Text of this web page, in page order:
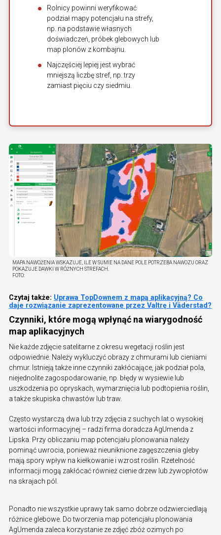
Rolnicy powinni weryfikować
podział mapy potencjału na strefy,
np. na podstawie własnych
doświadczeń, próbek glebowych lub
map plonów z kombajnu.
Najczęściej lepiej jest wybrać
mniejszą liczbę stref, np. trzy
zamiast pięciu czy siedmiu.
MAPA NAWOŻENIA WSKAZUJE, ILE W SUMIE NA DANE POLE POTRZEBA NAWOZU ORAZ
POKAZUJE DAWKI W RÓŻNYCH STREFACH.
FOTO:
Czytaj także: Uprawa TopDownem z mapą aplikacyjną? Co
daje rozwiązanie zaprezentowane przez Valtrę i Väderstad?
Czynniki, które mogą wpłynąć na wiarygodność
map aplikacyjnych
Nie każde zdjęcie satelitarne z okresu wegetacji roślin jest
odpowiednie. Należy wykluczyć obrazy z chmurami lub cieniami
chmur. Istnieją także inne czynniki zakłócające, jak podział pola,
niejednolite zagospodarowanie, np. błędy w wysiewie lub
uszkodzenia po opryskach, wymarznięcia lub podtopienia roślin,
a także skupiska chwastów lub traw.
Często wystarczą dwa lub trzy zdjęcia z suchych lat o wysokiej
wartości informacyjnej – radzi firma doradcza AgUmenda z
Lipska. Przy obliczaniu map potencjału plonowania należy
pominąć uwrocia, ponieważ nieuniknione zagęszczenia gleby
mają spory wpływ na kiełkowanie i wzrost roślin. Rzetelność
informacji mogą zakłócać również cienie drzew lub żywopłotów
na skrajach pól.
Ponadto nie wszystkie uprawy tak samo dobrze odzwierciedlają
różnice glebowe. Do tworzenia map potencjału plonowania
AgUmenda zaleca korzystanie ze zdjęć zbóż ozimych po